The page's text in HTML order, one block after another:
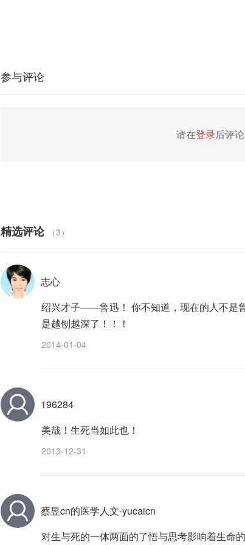
参与评论
请在登录后评论
精选评论 （3）
志心
绍兴才子——鲁迅！ 你不知道，现在的人不是
是越刨越深了！！！
2014-01-04
196284
美哉！生死当如此也！
2013-12-31
蔡昱cn的医学人文-yucaicn
对生与死的一体两面的了悟与思考影响着生命的